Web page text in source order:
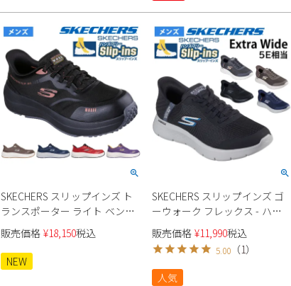
SKECHERS スリップインズ ト
ランスポーター ライト ベン
200262J メンズ
販売価格 ¥18,150税込
NEW
SKECHERS スリップインズ ゴ
ーウォーク フレックス - ハン
ズ アップ エクストラワイド幅
5E相当 216324WW メンズ
販売価格 ¥11,990税込
5.00（1）
人気